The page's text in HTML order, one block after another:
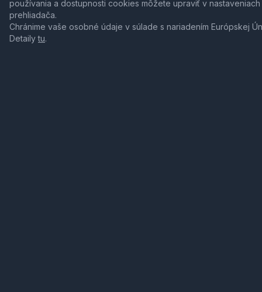
používania a dostupnosti cookies môžete upraviť v nastaveniach
prehliadača.
Chránime vaše osobné údaje v súlade s nariadením Európskej
Detailytu.